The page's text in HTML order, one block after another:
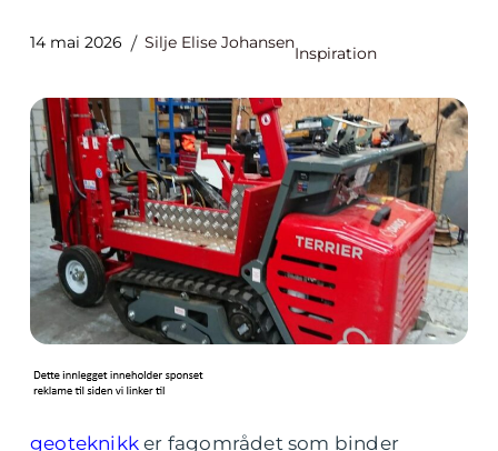
14 mai 2026 Silje Elise Johansen
Inspiration
geoteknikk er fagområdet som binder